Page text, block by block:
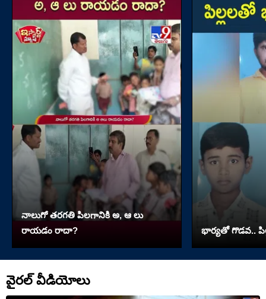
నాలుగో త‌ర‌గతి పిలగానికి అ, ఆ లు
రాయ‌డం రాదా?
భార్యతో గొడవ..
వైరల్ వీడియోలు